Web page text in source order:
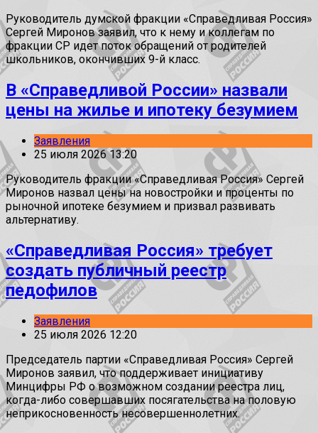
Руководитель думской фракции «Справедливая Россия»
Сергей Миронов заявил, что к нему и коллегам по
фракции СР идет поток обращений от родителей
школьников, окончивших 9-й класс.
В «Справедливой России» назвали
цены на жилье и ипотеку безумием
Заявления
25 июля 2026 13:20
Руководитель фракции «Справедливая Россия» Сергей
Миронов назвал цены на новостройки и проценты по
рыночной ипотеке безумием и призвал развивать
альтернативу.
«Справедливая Россия» требует
создать публичный реестр
педофилов
Заявления
25 июля 2026 12:20
Председатель партии «Справедливая Россия» Сергей
Миронов заявил, что поддерживает инициативу
Минцифры РФ о возможном создании реестра лиц,
когда-либо совершавших посягательства на половую
неприкосновенность несовершеннолетних.